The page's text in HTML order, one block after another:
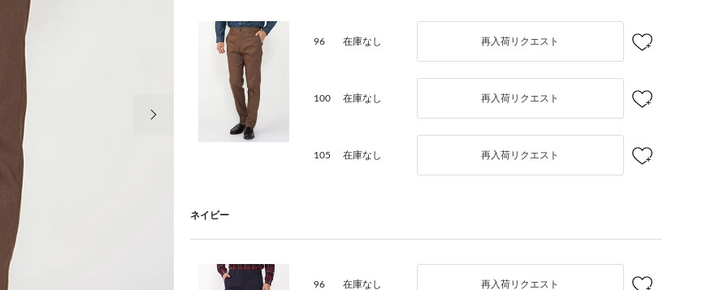
96 在庫なし 再入荷リクエスト
100 在庫なし 再入荷リクエスト
105 在庫なし 再入荷リクエスト
ネイビー
96 在庫なし 再入荷リクエスト